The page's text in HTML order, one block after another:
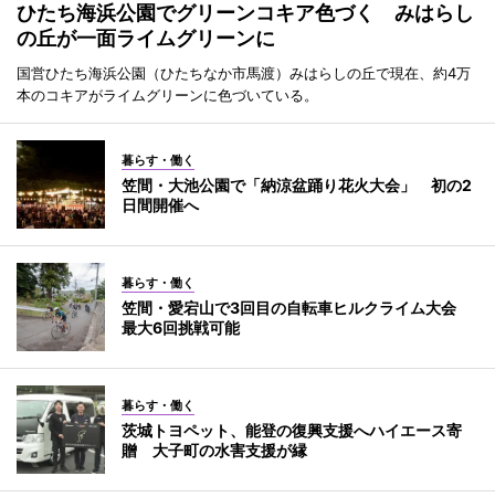
ひたち海浜公園でグリーンコキア色づく みはらし
の丘が一面ライムグリーンに
国営ひたち海浜公園（ひたちなか市馬渡）みはらしの丘で現在、約4万
本のコキアがライムグリーンに色づいている。
暮らす・働く
笠間・大池公園で「納涼盆踊り花火大会」 初の2
日間開催へ
暮らす・働く
笠間・愛宕山で3回目の自転車ヒルクライム大会
最大6回挑戦可能
暮らす・働く
茨城トヨペット、能登の復興支援へハイエース寄
贈 大子町の水害支援が縁